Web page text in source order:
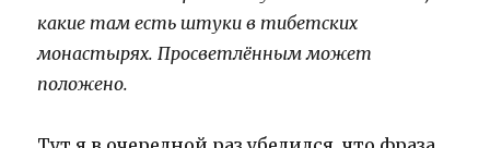
какие там есть штуки в тибетских
монастырях. Просветлённым может
положено.